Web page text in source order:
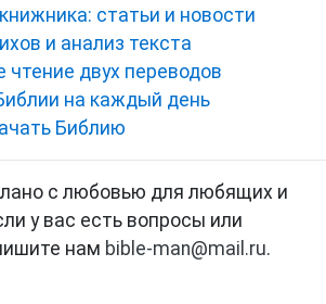
статьи и новости
и анализ текста
чтение двух переводов
на каждый день
Библию
с любовью для любящих и
у вас есть вопросы или
нам bible-man@mail.ru.